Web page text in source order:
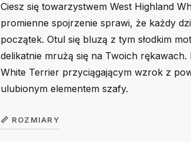
Ciesz się towarzystwem West Highland
promienne spojrzenie sprawi, że każdy
początek. Otul się bluzą z tym słodkim
delikatnie mrużą się na Twoich
White Terrier przyciągającym wzrok z
ulubionym elementem szafy.
📏 ROZMIARY